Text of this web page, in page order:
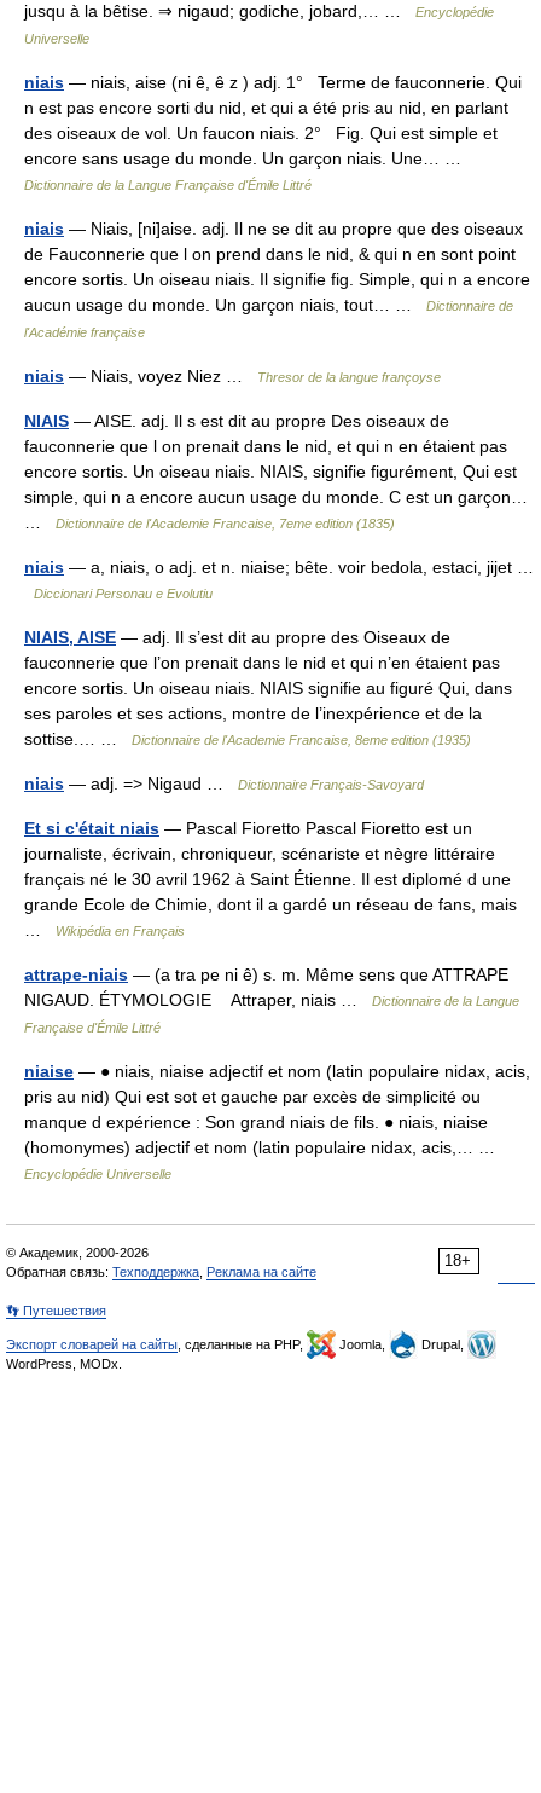
jusqu à la bêtise. ⇒ nigaud; godiche, jobard,… …
Encyclopédie
Universelle
niais — niais, aise (ni ê, ê z ) adj. 1° Terme de fauconnerie. Qui
n est pas encore sorti du nid, et qui a été pris au nid, en parlant
des oiseaux de vol. Un faucon niais. 2° Fig. Qui est simple et
encore sans usage du monde. Un garçon niais. Une… …
Dictionnaire de la Langue Française d'Émile Littré
niais — Niais, [ni]aise. adj. Il ne se dit au propre que des oiseaux
de Fauconnerie que l on prend dans le nid, & qui n en sont point
encore sortis. Un oiseau niais. Il signifie fig. Simple, qui n a encore
aucun usage du monde. Un garçon niais, tout… …
Dictionnaire de
l'Académie française
niais — Niais, voyez Niez … Thresor de la langue françoyse
NIAIS — AISE. adj. Il s est dit au propre Des oiseaux de
fauconnerie que l on prenait dans le nid, et qui n en étaient pas
encore sortis. Un oiseau niais. NIAIS, signifie figurément, Qui est
simple, qui n a encore aucun usage du monde. C est un garçon…
Dictionnaire de l'Academie Francaise, 7eme edition (1835)
niais — a, niais, o adj. et n. niaise; bête. voir bedola, estaci, jijet …
Diccionari Personau e Evolutiu
NIAIS, AISE — adj. Il s’est dit au propre des Oiseaux de
fauconnerie que l’on prenait dans le nid et qui n’en étaient pas
encore sortis. Un oiseau niais. NIAIS signifie au figuré Qui, dans
ses paroles et ses actions, montre de l’inexpérience et de la
sottise.… …
Dictionnaire de l'Academie Francaise, 8eme edition (1935)
niais — adj. => Nigaud … Dictionnaire Français-Savoyard
Et si c'était niais — Pascal Fioretto Pascal Fioretto est un
journaliste, écrivain, chroniqueur, scénariste et nègre littéraire
français né le 30 avril 1962 à Saint Étienne. Il est diplomé d une
grande Ecole de Chimie, dont il a gardé un réseau de fans, mais
Wikipédia en Français
attrape-niais — (a tra pe ni ê) s. m. Même sens que ATTRAPE
NIGAUD. ÉTYMOLOGIE Attraper, niais …
Dictionnaire de la Langue
Française d'Émile Littré
niaise — ● niais, niaise adjectif et nom (latin populaire nidax, acis,
pris au nid) Qui est sot et gauche par excès de simplicité ou
manque d expérience : Son grand niais de fils. ● niais, niaise
(homonymes) adjectif et nom (latin populaire nidax, acis,… …
Encyclopédie Universelle
18+
© Академик, 2000-2026
Обратная связь: Техподдержка Реклама на сайте
👣 Путешествия
Экспорт словарей на сайты , сделанные на PHP, Joomla,
Drupal,
WordPress, MODx.